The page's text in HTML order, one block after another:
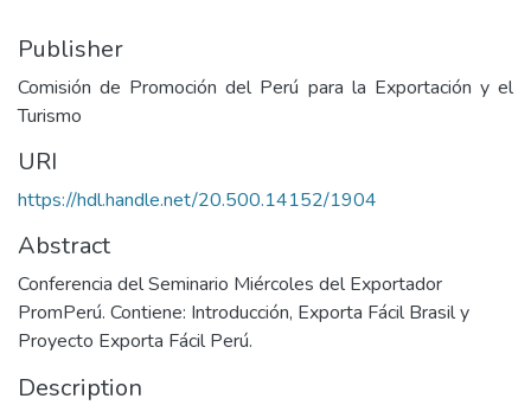
Publisher
Comisión de Promoción del Perú para la Exportación y el
Turismo
URI
https://hdl.handle.net/20.500.14152/1904
Abstract
Conferencia del Seminario Miércoles del Exportador
PromPerú. Contiene: Introducción, Exporta Fácil Brasil y
Proyecto Exporta Fácil Perú.
Description